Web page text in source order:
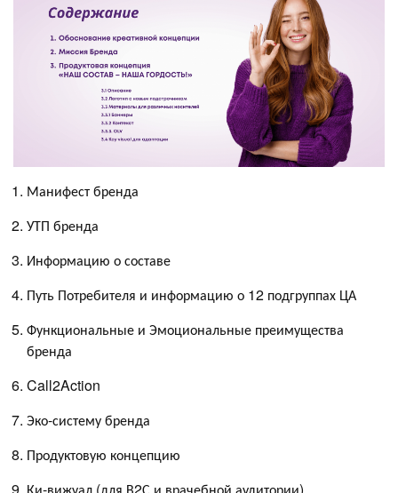
Манифест бренда
УТП бренда
Информацию о составе
Путь Потребителя и информацию о 12 подгруппах ЦА
Функциональные и Эмоциональные преимущества
бренда
Call2Action
Эко-систему бренда
Продуктовую концепцию